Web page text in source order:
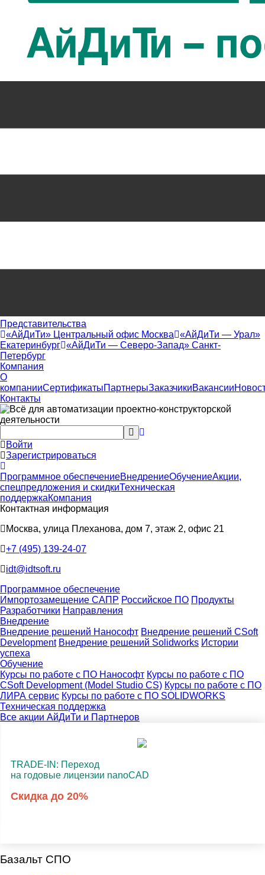
Представительства
«АйДиТи» Центральный офис Москва
«АйДиТи — Урал»
Екатеринбург «АйДиТи — Северо-Запад» Санкт-
Петербург
Компания
О
компанииСертификатыПартнерыЗаказчикиВакансии
Контакты
Войти
Зарегистрироваться
Программное обеспечениеВнедрениеОбучениеАкции,
спецпредложения и скидкиТехническая
поддержкаКомпания
Контактная информация
Москва, улица Плеханова, дом 7, этаж 2, офис 21
+7 (495) 139-24-07
idt@idtsoft.ru
Программное обеспечение
Импортозамещение САПР Российское ПО Продукты
Разработчики Направления
Внедрение
Внедрение решений Нанософт Внедрение решений CSoft
Development Внедрение решений Solidworks Истории
успеха
Обучение
Курсы по работе с ПО Нанософт Курсы по работе с ПО
CSoft Development (Model Studio CS) Курсы по работе с ПО
ЛИРА сервис Курсы по работе с ПО SOLIDWORKS
Техническая поддержка
Все акции АйДиТи и Партнеров
TRADE-IN: Переход
на годовые лицензии nanoCAD
Скидка до 20%
Базальт СПО